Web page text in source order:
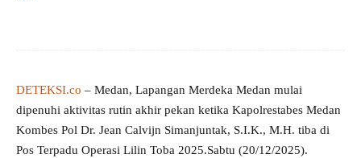
DETEKSI.co – Medan, Lapangan Merdeka Medan mulai
dipenuhi aktivitas rutin akhir pekan ketika Kapolrestabes Medan
Kombes Pol Dr. Jean Calvijn Simanjuntak, S.I.K., M.H. tiba di
Pos Terpadu Operasi Lilin Toba 2025.Sabtu (20/12/2025).